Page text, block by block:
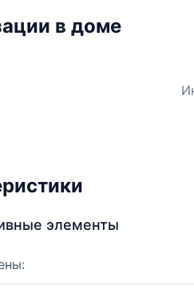
в доме
элементы